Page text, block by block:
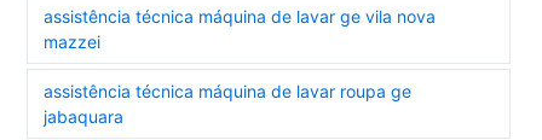
assistência técnica máquina de lavar ge vila nova
mazzei
assistência técnica máquina de lavar roupa ge
jabaquara